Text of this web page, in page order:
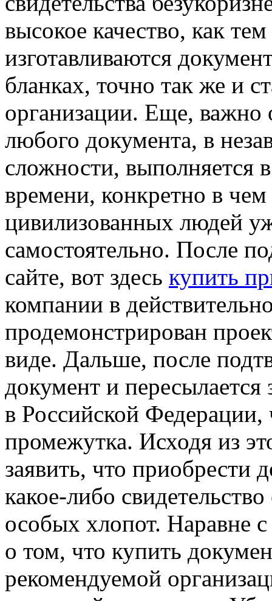
высокое качество, как
изготавливаются
бланках, точно так же и
организации. Еще, важно
любого документа, в
сложности,
времени, конкретно в
цивилизованных людей
самостоятельно. После
сайте, вот здесь купить
компании в
продемонстрирован
виде. Дальше, после
документ и
в Российской Федерации,
промежутка. Исходя из
заявить, что приобрести
какое-либо
особых хлопот. Наравне
о том, что купить
рекомендуемой